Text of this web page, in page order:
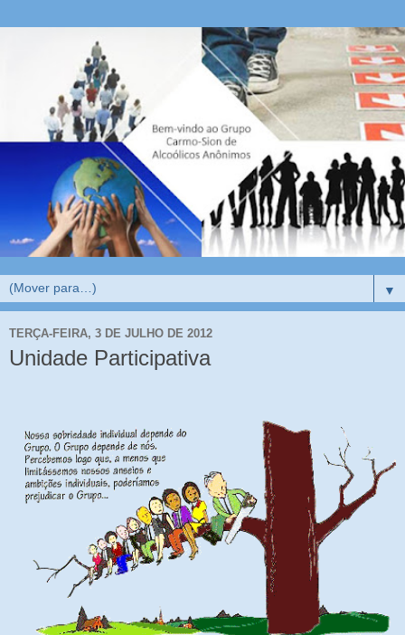
▼
TERÇA-FEIRA, 3 DE JULHO DE 2012
Unidade Participativa